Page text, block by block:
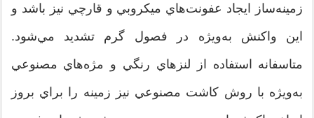
زمينه‌ساز ايجاد عفونت‌هاي ميكروبي و قارچي نيز باشد و
اين واكنش به‌ويژه در فصول گرم تشديد مي‌شود.
متاسفانه استفاده از لنزهاي رنگي و مژه‌هاي مصنوعي
به‌ويژه با روش كاشت مصنوعي نيز زمينه را براي بروز